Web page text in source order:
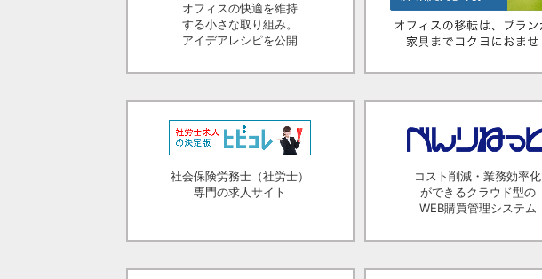
オフィスの快適を維持
する小さな取り組み。
アイデアレシピを公開
社会保険労務士（社労士）
専門の求人サイト
コスト削減・業務効率化
ができるクラウド型の
WEB購買管理システム